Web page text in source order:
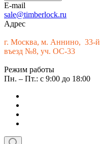
E-mail
sale@timberlock.ru
Адрес
г. Москва, м. Аннино, 33-
въезд №8, уч. ОС-33
Режим работы
Пн. – Пт.: с 9:00 до 18:00